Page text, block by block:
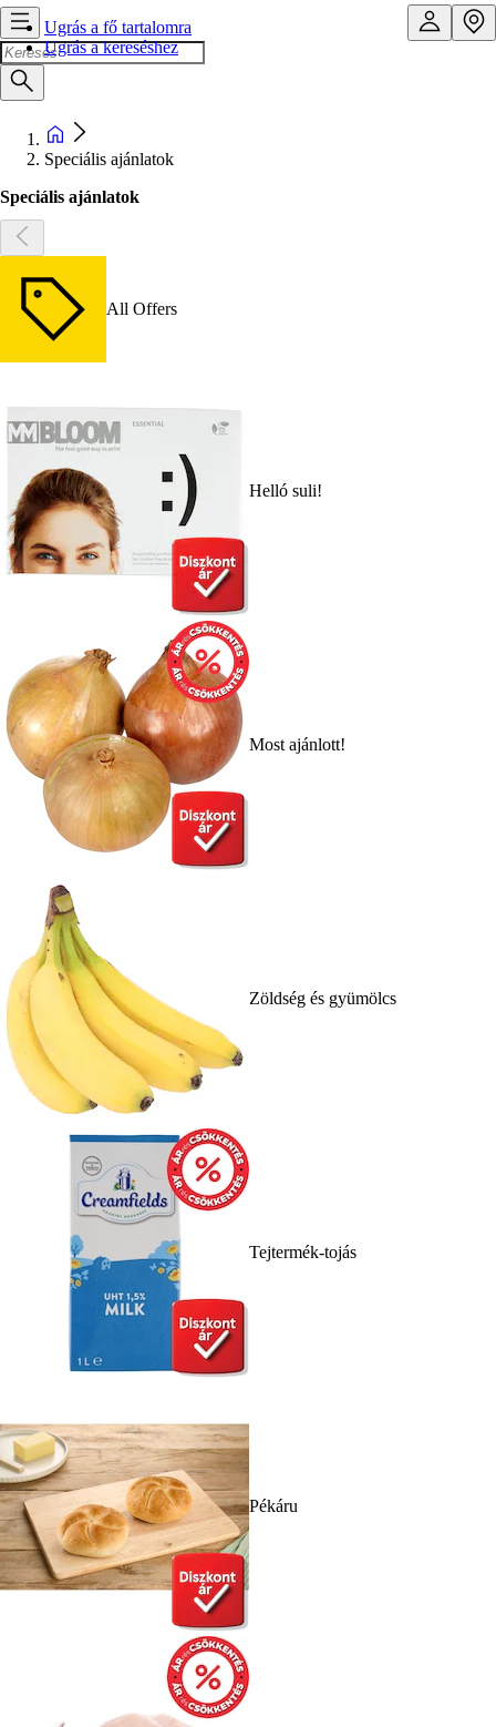
Ugrás a fő tartalomra
Ugrás a kereséshez
Speciális ajánlatok
Speciális ajánlatok
All Offers
Helló suli!
Most ajánlott!
Zöldség és gyümölcs
Tejtermék-tojás
Pékáru